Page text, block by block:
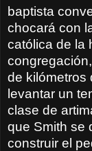
baptista
chocará con
católica de la
de kilómetros
levantar un
clase de
que Smith se
construir el